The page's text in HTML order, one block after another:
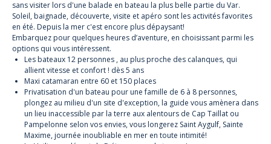
sans visiter lors d'une balade en bateau la plus belle partie du Var.
Soleil, baignade, découverte, visite et apéro sont les activités favorites
en été. Depuis la mer c'est encore plus dépaysant!
Embarquez pour quelques heures d’aventure, en choisissant parmi les
options qui vous intéressent.
Les bateaux 12 personnes , au plus proche des calanques, qui
allient vitesse et confort ! dès 5 ans
Maxi catamaran entre 60 et 150 places
Privatisation d'un bateau pour une famille de 6 à 8 personnes,
plongez au milieu d'un site d'exception, la guide vous amènera dans
un lieu inaccessible par la terre aux alentours de Cap Taillat ou
Pampelonne selon vos envies, vous longerez Saint Aygulf, Sainte
Maxime, journée inoubliable en mer en toute intimité!